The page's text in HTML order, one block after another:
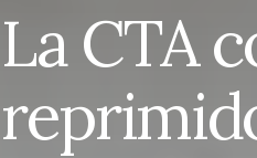
La CTA